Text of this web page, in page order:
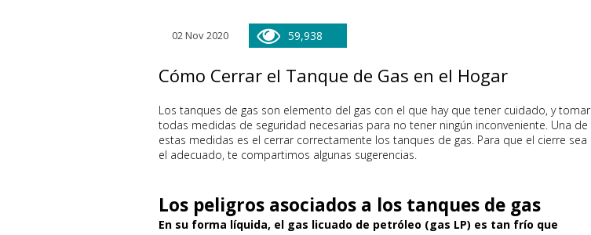
02 Nov 2020 59,938
Cómo Cerrar el Tanque de Gas en el Hogar
Los tanques de gas son elemento del gas con el que hay que tener cuidado, y tomar
todas medidas de seguridad necesarias para no tener ningún inconveniente. Una de
estas medidas es el cerrar correctamente los tanques de gas. Para que el cierre sea
el adecuado, te compartimos algunas sugerencias.
Los peligros asociados a los tanques de gas
En su forma líquida, el gas licuado de petróleo (gas LP) es tan frío que